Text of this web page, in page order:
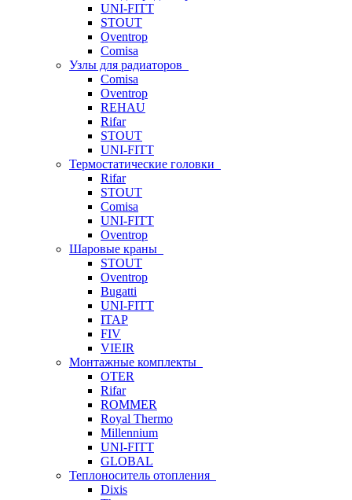
UNI-FITT
STOUT
Oventrop
Comisa
Узлы для радиаторов
Comisa
Oventrop
REHAU
Rifar
STOUT
UNI-FITT
Термостатические головки
Rifar
STOUT
Comisa
UNI-FITT
Oventrop
Шаровые краны
STOUT
Oventrop
Bugatti
UNI-FITT
ITAP
FIV
VIEIR
Монтажные комплекты
OTER
Rifar
ROMMER
Royal Thermo
Millennium
UNI-FITT
GLOBAL
Теплоноситель отопления
Dixis